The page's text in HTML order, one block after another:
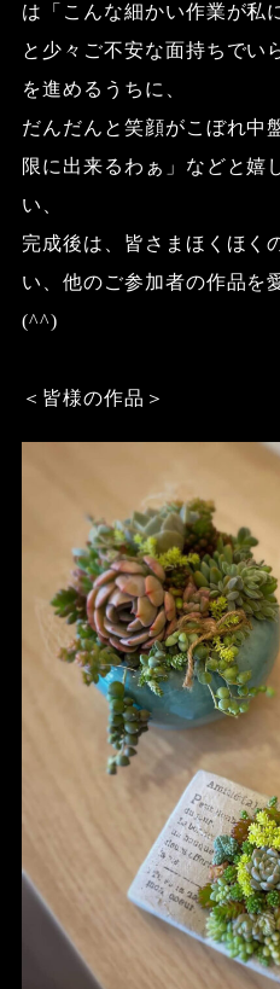
は「こんな細かい作業が私
と少々ご不安な面持ちでい
を進めるうちに、
だんだんと笑顔がこぼれ中
限に出来るわぁ」などと嬉
い、
完成後は、皆さまほくほく
い、他のご参加者の作品を
(^^)
＜皆様の作品＞